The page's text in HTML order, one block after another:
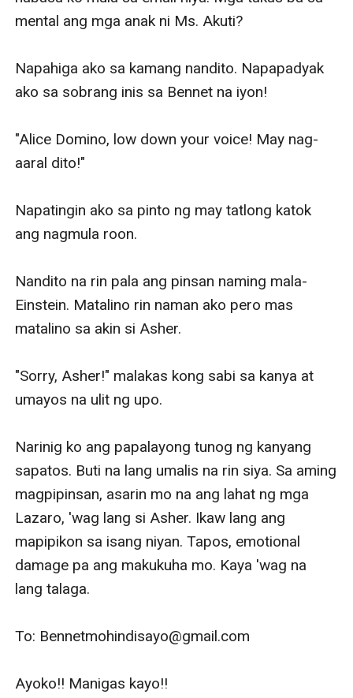
mental ang mga anak ni Ms. Akuti?
Napahiga ako sa kamang nandito. Napapadyak
ako sa sobrang inis sa Bennet na iyon!
"Alice Domino, low down your voice! May nag-
aaral dito!"
Napatingin ako sa pinto ng may tatlong katok
ang nagmula roon.
Nandito na rin pala ang pinsan naming mala-
Einstein. Matalino rin naman ako pero mas
matalino sa akin si Asher.
"Sorry, Asher!" malakas kong sabi sa kanya at
umayos na ulit ng upo.
Narinig ko ang papalayong tunog ng kanyang
sapatos. Buti na lang umalis na rin siya. Sa aming
magpipinsan, asarin mo na ang lahat ng mga
Lazaro, 'wag lang si Asher. Ikaw lang ang
mapipikon sa isang niyan. Tapos, emotional
damage pa ang makukuha mo. Kaya 'wag na
lang talaga.
To: Bennetmohindisayo@gmail.com
Ayoko!! Manigas kayo!!